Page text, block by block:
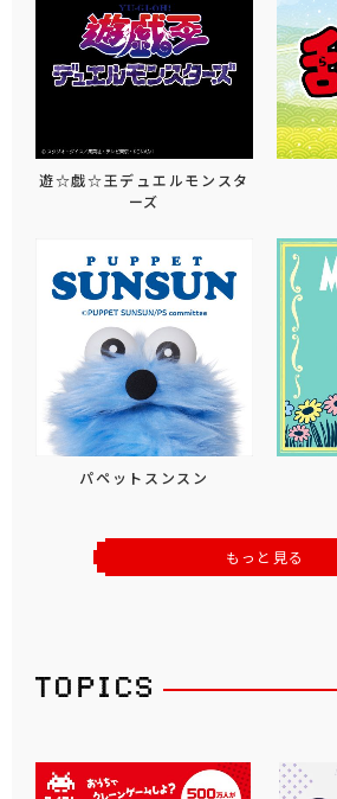
遊☆戯☆王デュエルモンスタ
ーズ
パペットスンスン
もっと見る